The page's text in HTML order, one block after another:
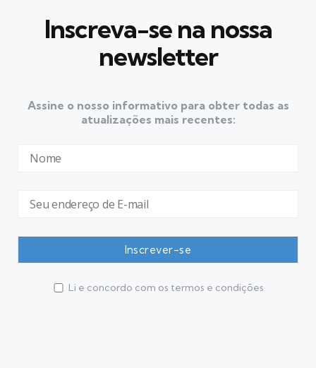
Inscreva-se na nossa
newsletter
Assine o nosso informativo para obter todas as
atualizações mais recentes:
Li e concordo com os termos e condições